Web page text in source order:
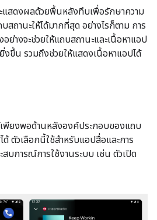
แสดงผลด้วยพื้นหลังทึบเพื่อรักษาความ
ถานะให้ได้มากที่สุด อย่างไรก็ตาม การ
อย่างจะช่วยให้แถบสถานะและเนื้อหาแอป
งขึ้น รวมถึงช่วยให้แสดงเนื้อหาแอปได้
พียงพอด้านหลังองค์ประกอบของแถบ
ด้ ตัวเลือกนี้ใช้สำหรับแอปสื่อและการ
บการณ์การใช้งานระบบ เช่น ตัวเปิด